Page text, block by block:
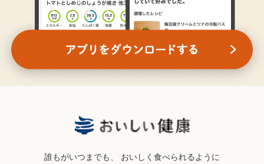
誰もがいつまでも、 おいしく食べられるように